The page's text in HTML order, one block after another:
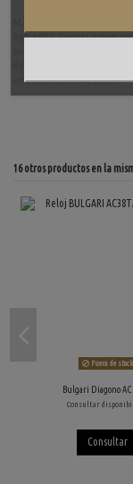
Ref: 16013. Cuerda
Resistencia al agua de 10
en acero. Año 1984 aprox.
16 otros productos en la
Fuera de stock
Bulgari Diagono AC
Consultar
Consultar